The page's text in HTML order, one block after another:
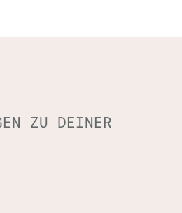
ZU DEINER